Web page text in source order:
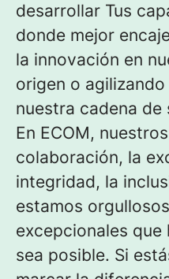
desarrollar Tus
donde mejor
la innovación en
origen o
nuestra cadena
En ECOM,
colaboración, la
integridad, la
estamos
excepcionales
sea posible. Si